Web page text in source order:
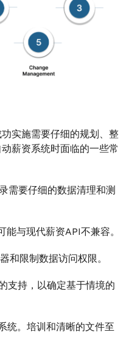
实施需要仔细的规划、整
薪资系统时面临的一些常
需要仔细的数据清理和测
与现代薪资API不兼容。
和限制数据访问权限。
支持，以确定基于情境的
统。培训和清晰的文件至